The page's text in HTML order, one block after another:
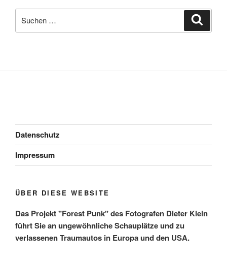
nach:
Datenschutz
Impressum
ÜBER DIESE WEBSITE
Das Projekt "Forest Punk" des Fotografen Dieter Klein
führt Sie an ungewöhnliche Schauplätze und zu
verlassenen Traumautos in Europa und den USA.